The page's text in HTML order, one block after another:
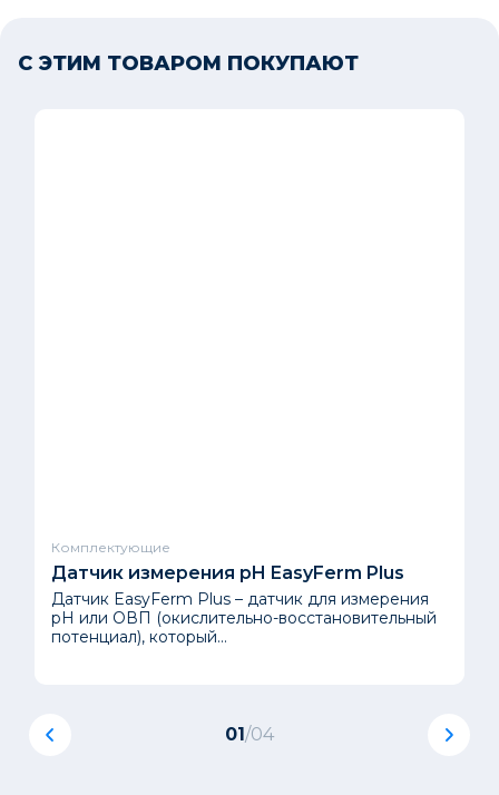
С ЭТИМ ТОВАРОМ ПОКУПАЮТ
Комплектующие
Датчик измерения pH EasyFerm Plus
Датчик EasyFerm Plus – датчик для измерения
pH или ОВП (окислительно-восстановительный
потенциал), который...
01/04